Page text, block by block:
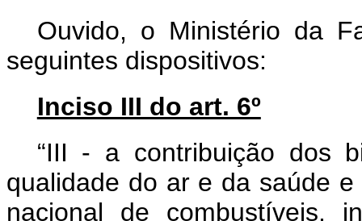
Ouvido, o Ministério da
seguintes dispositivos:
Inciso III do art. 6º
“III - a contribuição dos
qualidade do ar e da saúde
nacional de combustíveis,